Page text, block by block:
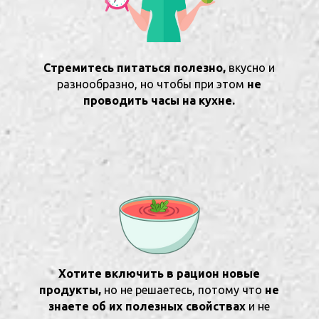
Стремитесь питаться полезно, вкусно и
разнообразно, но чтобы при этом не
проводить часы на кухне.
Хотите включить в рацион новые
продукты, но не решаетесь, потому что не
знаете об их полезных свойствах и не